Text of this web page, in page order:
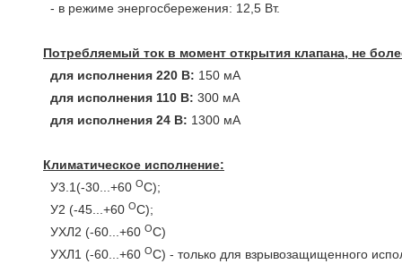
- в режиме энергосбережения: 12,5 Вт.
Потребляемый ток в момент открытия клапана, не
для исполнения 220 В: 150 мА
для исполнения 110 В: 300 мА
для исполнения 24 В: 1300 мА
Климатическое исполнение:
У3.1(-30...+60 ОС);
У2 (-45...+60 ОС);
УХЛ2 (-60...+60 ОС)
УХЛ1 (-60...+60 ОС) - только для взрывозащищенного